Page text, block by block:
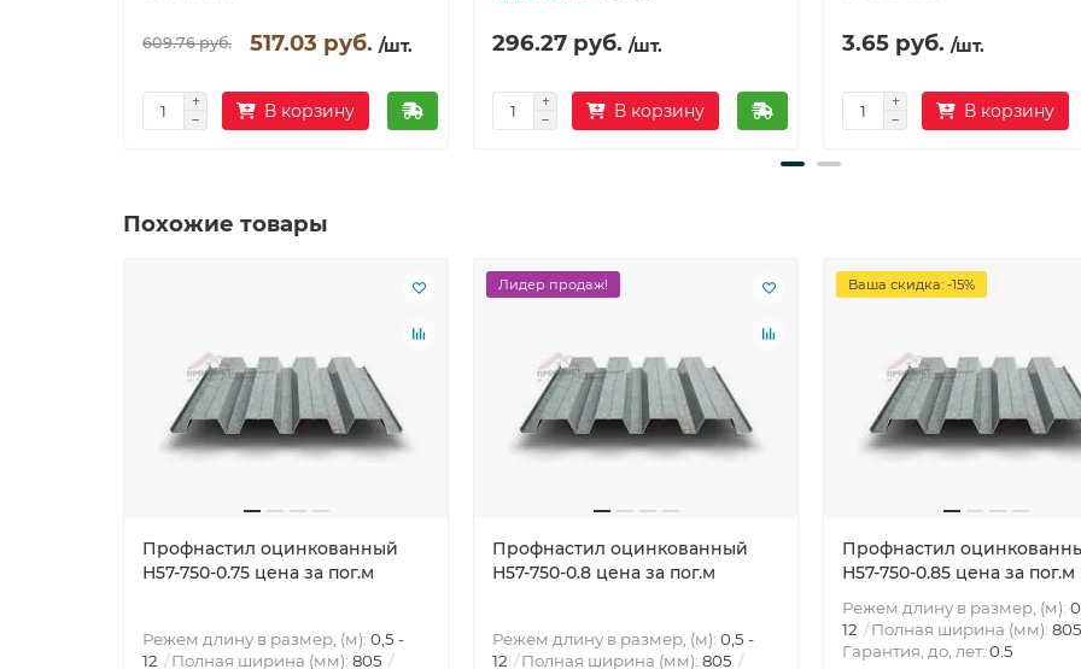
609.76 руб. 517.03 руб. /шт.
В корзину
296.27 руб. /шт.
В корзину
3.65 руб. /шт.
В корзину
Похожие товары
Профнастил оцинкованный
Н57-750-0.75 цена за пог.м
Режем длину в размер, (м): 0,5 -
12
Полная ширина (мм): 805
Лидер продаж!
Профнастил оцинкованный
Н57-750-0.8 цена за пог.м
Режем длину в размер, (м): 0,5 -
12
Полная ширина (мм): 805
Ваша скидка: -15%
Профнастил
Н57-750-0.85 цена за пог.м
Режем длину в размер, (м):
12
Полная ширина (мм): 805
Гарантия, до, лет: 0.5